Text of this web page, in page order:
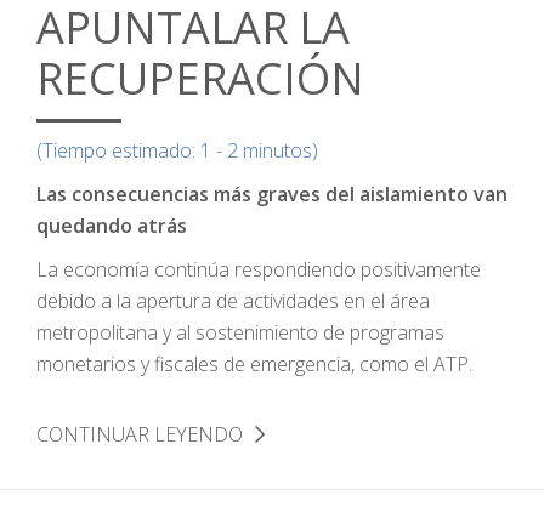
APUNTALAR LA
RECUPERACIÓN
(Tiempo estimado: 1 - 2 minutos)
Las consecuencias más graves del aislamiento van
quedando atrás
La economía continúa respondiendo positivamente
debido a la apertura de actividades en el área
metropolitana y al sostenimiento de programas
monetarios y fiscales de emergencia, como el ATP.
CONTINUAR LEYENDO